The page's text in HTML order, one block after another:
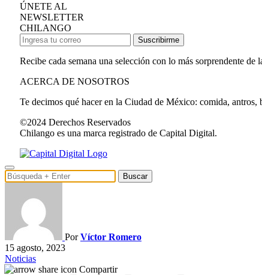
ÚNETE AL
NEWSLETTER
CHILANGO
Suscribirme
Recibe cada semana una selección con lo más sorprendente de
ACERCA DE NOSOTROS
Te decimos qué hacer en la Ciudad de México: comida,
©2024 Derechos Reservados
Chilango es una marca registrado de Capital Digital.
Buscar
PorVíctor Romero
15 agosto, 2023
Noticias
Compartir